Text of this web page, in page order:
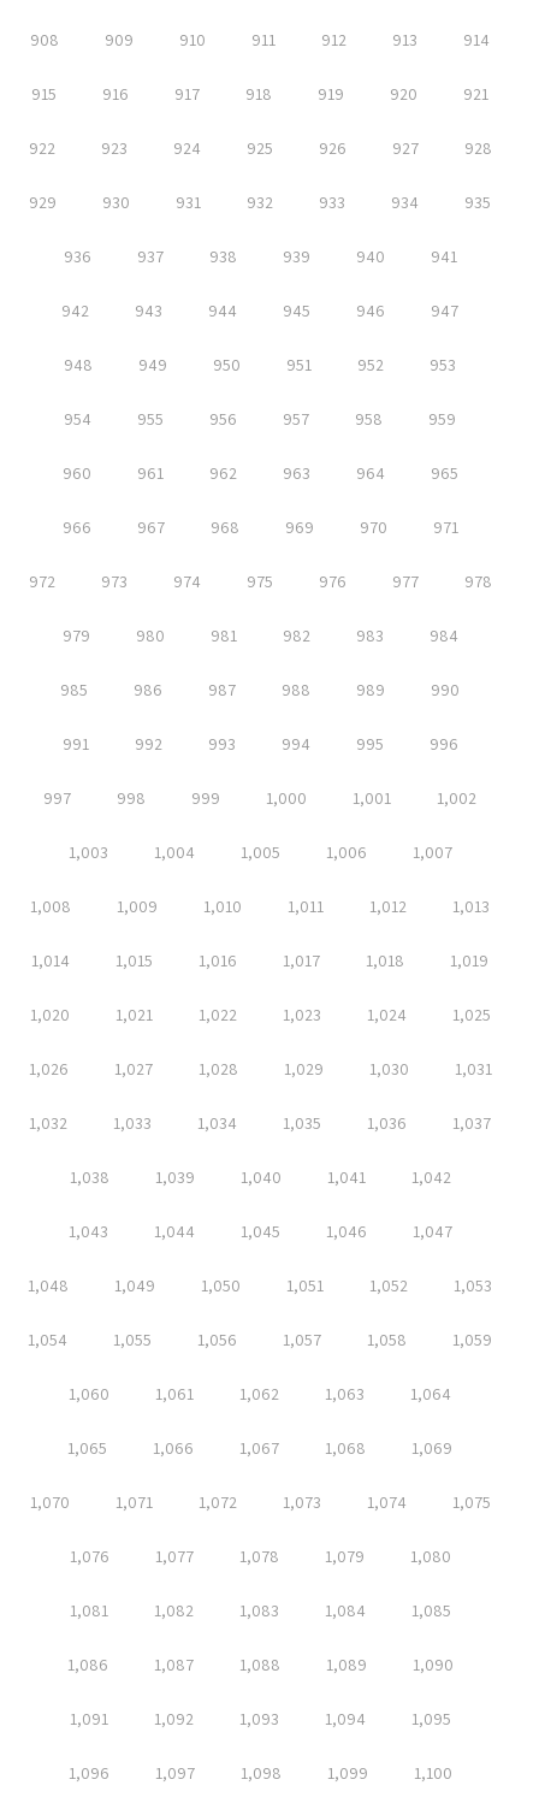
908 909 910 911 912 913 914
915 916 917 918 919 920 921
922 923 924 925 926 927 928
929 930 931 932 933 934 935
936 937 938 939 940 941
942 943 944 945 946 947
948 949 950 951 952 953
954 955 956 957 958 959
960 961 962 963 964 965
966 967 968 969 970 971
972 973 974 975 976 977 978
979 980 981 982 983 984
985 986 987 988 989 990
991 992 993 994 995 996
997 998 999 1,000 1,001 1,002
1,003 1,004 1,005 1,006 1,007
1,008 1,009 1,010 1,011 1,012 1,013
1,014 1,015 1,016 1,017 1,018 1,019
1,020 1,021 1,022 1,023 1,024 1,025
1,026 1,027 1,028 1,029 1,030 1,031
1,032 1,033 1,034 1,035 1,036 1,037
1,038 1,039 1,040 1,041 1,042
1,043 1,044 1,045 1,046 1,047
1,048 1,049 1,050 1,051 1,052 1,053
1,054 1,055 1,056 1,057 1,058 1,059
1,060 1,061 1,062 1,063 1,064
1,065 1,066 1,067 1,068 1,069
1,070 1,071 1,072 1,073 1,074 1,075
1,076 1,077 1,078 1,079 1,080
1,081 1,082 1,083 1,084 1,085
1,086 1,087 1,088 1,089 1,090
1,091 1,092 1,093 1,094 1,095
1,096 1,097 1,098 1,099 1,100